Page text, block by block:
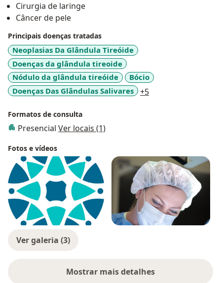
Cirurgia de laringe
Câncer de pele
Principais doenças tratadas
Neoplasias Da Glândula Tireóide
Doenças da glândula tireoide
Nódulo da glândula tireóide
Bócio
Doenças Das Glândulas Salivares
+5
Formatos de consulta
Presencial Ver locais (1)
Fotos e vídeos
Ver galeria (3)
Mostrar mais detalhes
sobre a experiência